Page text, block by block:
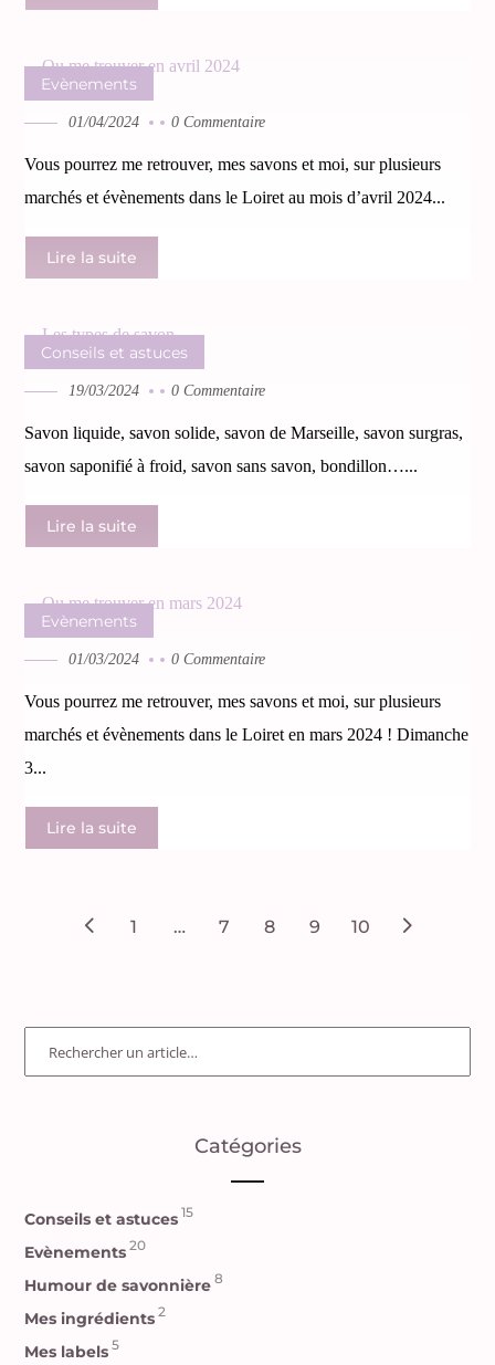
Evènements
01/04/2024 0 Commentaire
Vous pourrez me retrouver, mes savons et moi, sur plusieurs
marchés et évènements dans le Loiret au mois d’avril 2024...
Lire la suite
Conseils et astuces
19/03/2024 0 Commentaire
Savon liquide, savon solide, savon de Marseille, savon surgras,
savon saponifié à froid, savon sans savon, bondillon…...
Lire la suite
Evènements
01/03/2024 0 Commentaire
Vous pourrez me retrouver, mes savons et moi, sur plusieurs
marchés et évènements dans le Loiret en mars 2024 ! Dimanche
3...
Lire la suite
1 … 7 8 9 10
Catégories
Conseils et astuces 15
Evènements 20
Humour de savonnière 8
Mes ingrédients 2
Mes labels 5